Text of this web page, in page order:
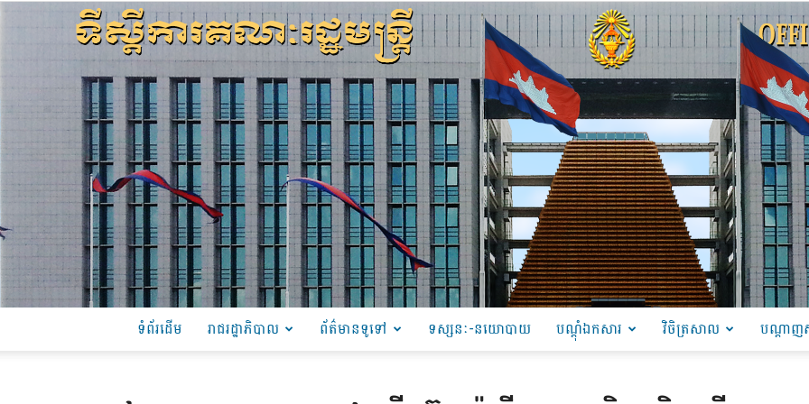
ទំព័រដើម រាជរដ្ឋាភិបាល ព័ត៌មានទូទៅ ទស្សនៈ-នយោបាយ បណ្ដុំឯកសារ វិចិត្រសាល បណ្តាញ